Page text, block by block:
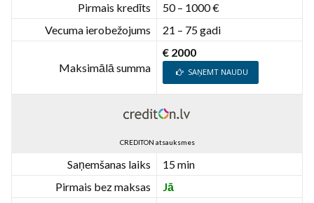
Pirmais kredīts
50 – 1000 €
Vecuma ierobežojums
21 – 75 gadi
Maksimālā summa
€ 2000
SAŅEMT NAUDU
CREDITON atsauksmes
Saņemšanas laiks
15 min
Pirmais bez maksas
Jā